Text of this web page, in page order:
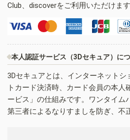
Club、discoverをご利用いただけます
本人認証サービス（3Dセキュア）に
3Dセキュアとは、インターネットシ
トカード決済時、カード会員の本人
ービス」の仕組みです。ワンタイム
第三者によるなりすましを防ぎ、不